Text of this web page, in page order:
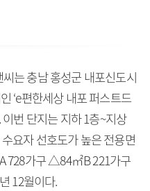
는 충남 홍성군 내포신도시
‘e편한세상 내포 퍼스트드
번 단지는 지하 1층~지상
요자 선호도가 높은 전용면
728가구 △84㎡B 221가구
12월이다.